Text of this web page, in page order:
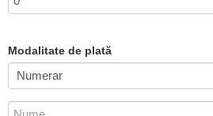
Modalitate de plată